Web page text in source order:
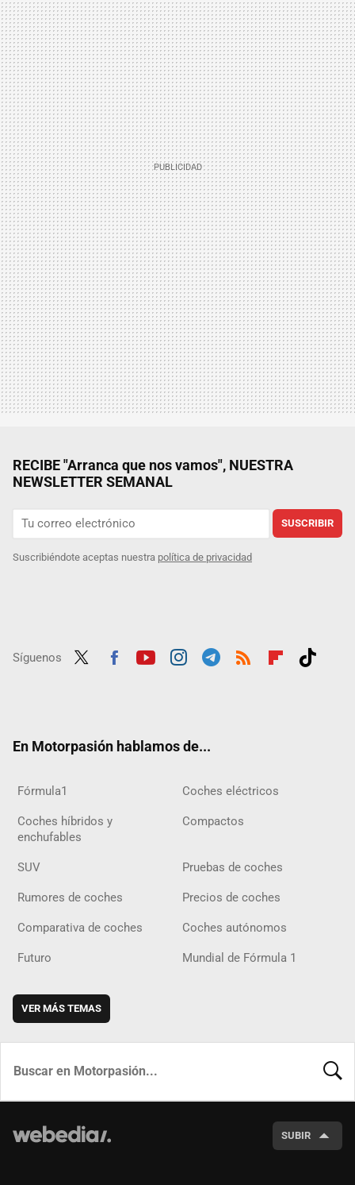
RECIBE "Arranca que nos vamos", NUESTRA
NEWSLETTER SEMANAL
SUSCRIBIR
Suscribiéndote aceptas nuestra política de privacidad
Síguenos
En Motorpasión hablamos de...
Fórmula1 Coches eléctricos
Coches híbridos y
enchufables
Compactos
SUV Pruebas de coches
Rumores de coches Precios de coches
Comparativa de coches Coches autónomos
Futuro Mundial de Fórmula 1
VER MÁS TEMAS
SUBIR